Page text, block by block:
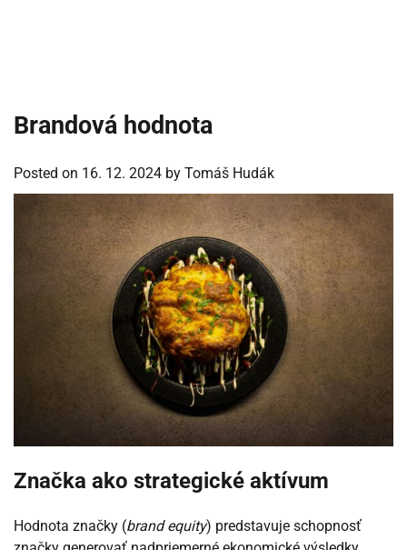
Brandová hodnota
Posted on 16. 12. 2024 by Tomáš Hudák
Značka ako strategické aktívum
Hodnota značky (brand equity) predstavuje schopnosť